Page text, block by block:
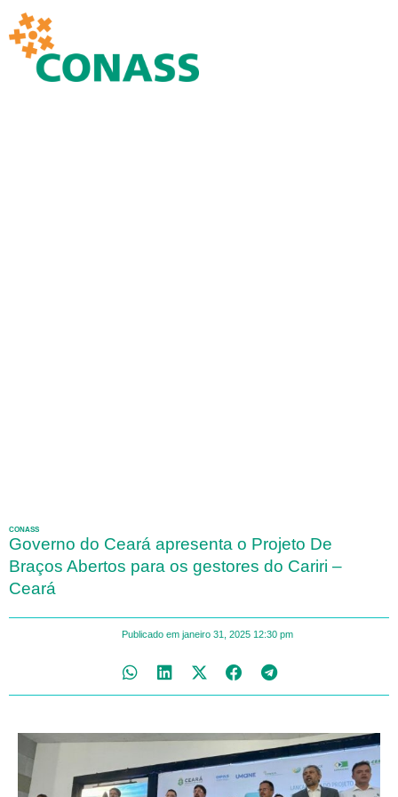
CONASS
Governo do Ceará apresenta o Projeto De
Braços Abertos para os gestores do Cariri –
Ceará
Publicado em janeiro 31, 2025 12:30 pm